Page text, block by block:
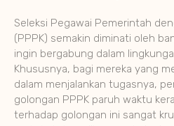
Seleksi Pegawai Pemerintah
(PPPK) semakin diminati oleh
ingin bergabung dalam
Khususnya, bagi mereka yang
dalam menjalankan tugasnya,
golongan PPPK paruh waktu
terhadap golongan ini sangat